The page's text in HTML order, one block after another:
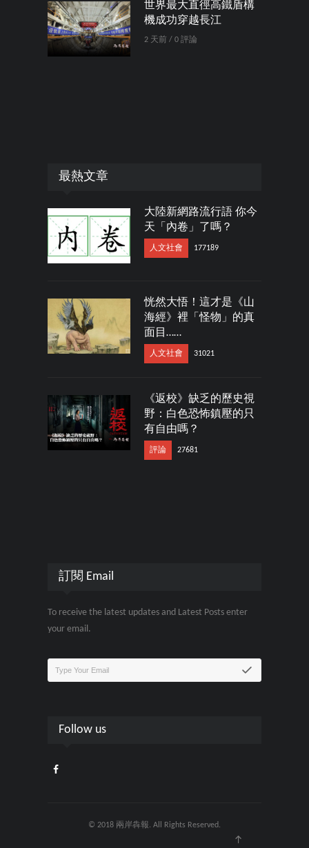
世界最大直徑高鐵盾構
機成功穿越長江
2 天前 / 0 評論
最熱文章
大陸新網路流行語 你今
天「內卷」了嗎？
人文社會 177189
恍然大悟！這才是《山
海經》裡「怪物」的真
面目……
人文社會 31021
《返校》缺乏的歷史視
野：白色恐怖鎮壓的只
有自由嗎？
評論 27681
訂閱 Email
To receive the latest updates and Latest Posts enter
your email.
Follow us
© 2018 兩岸犇報. All Rights Reserved.